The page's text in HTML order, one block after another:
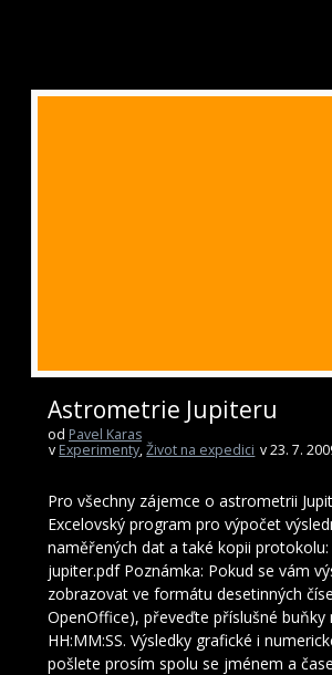
Astrometrie Jupiteru
od Pavel Karas
v Experimenty,Život na expedici v 23. 7.
Pro všechny zájemce o astrometrii
Excelovský program pro výpočet
naměřených dat a také kopii protokolu:
jupiter.pdf Poznámka: Pokud se vám
zobrazovat ve formátu desetinných
OpenOffice), převeďte příslušné buňky
HH:MM:SS. Výsledky grafické i
pošlete prosím spolu se jménem a